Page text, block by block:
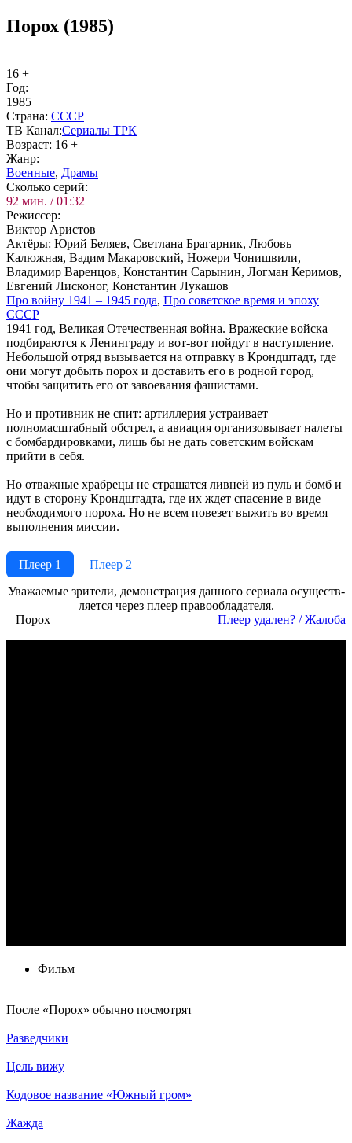
Порох (1985)
16 +
Год:
1985
Стра­на: СССР
ТВ Ка­нал:Се­риа­лы ТРК
Воз­раст: 16 +
Жанр:
Во­ен­ные, Дра­мы
Сколь­ко се­рий:
92 мин. / 01:32
Ре­жис­сер:
Виктор Аристов
Ак­тё­ры: Юрий Беляев, Светлана Брагарник, Любовь
Калюжная, Вадим Макаровский, Ножери Чонишвили,
Владимир Варенцов, Константин Сарынин, Логман Керимов,
Евгений Лисконог, Константин Лукашов
Про вой­ну 1941 – 1945 го­да, Про со­вет­ское вре­мя и эпо­ху
СССР
1941 год, Великая Отечественная война. Вражеские войска
подбираются к Ленинграду и вот-вот пойдут в наступление.
Небольшой отряд вызывается на отправку в Крондштадт, где
они могут добыть порох и доставить его в родной город,
чтобы защитить его от завоевания фашистами.
Но и противник не спит: артиллерия устраивает
полномасштабный обстрел, а авиация организовывает налеты
с бомбардировками, лишь бы не дать советским войскам
прийти в себя.
Но отважные храбрецы не страшатся ливней из пуль и бомб и
идут в сторону Крондштадта, где их ждет спасение в виде
необходимого пороха. Но не всем повезет выжить во время
выполнения миссии.
Плеер 1
Плеер 2
Ува­жае­мые зри­те­ли, де­мон­ст­ра­ция дан­но­го се­риа­ла осу­ще­ст­в­
ля­ет­ся че­рез пле­ер пра­во­об­ла­да­те­ля.
Порох
Пле­ер уда­лен? / Жа­ло­ба
Фильм
По­сле «Порох» обыч­но по­смот­рят
Разведчики
Цель вижу
Кодовое название «Южный гром»
Жажда